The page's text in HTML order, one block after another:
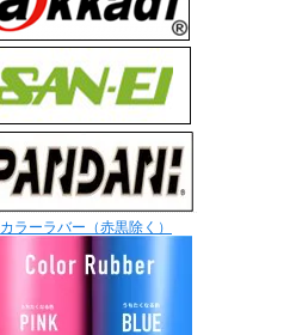
カラーラバー（赤黒除く）